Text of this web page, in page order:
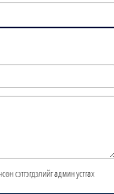
сэтгэгдэлийг админ устгах